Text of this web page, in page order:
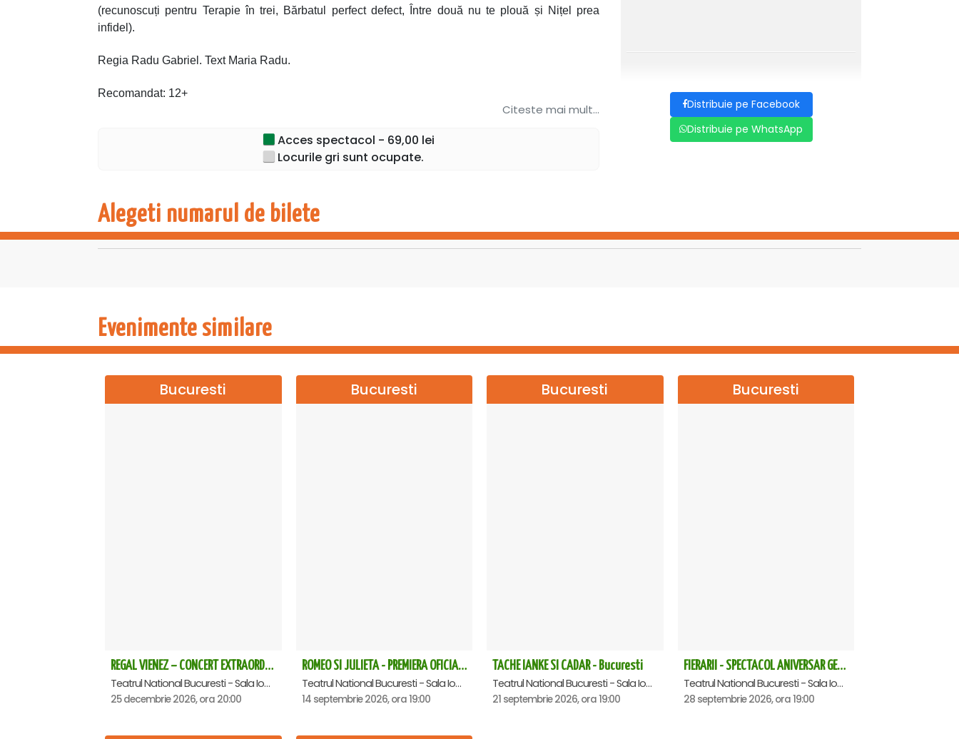
(recunoscuți pentru Terapie în trei, Bărbatul perfect defect, Între două nu te plouă și Nițel prea
infidel).
Regia Radu Gabriel. Text Maria Radu.
Recomandat: 12+
Citeste mai mult...
Acces spectacol - 69,00 lei
Locurile gri sunt ocupate.
Distribuie pe Facebook
Distribuie pe WhatsApp
Alegeti numarul de bilete
Evenimente similare
Bucuresti
REGAL VIENEZ – CONCERT EXTRAORDINAR DE CRACIUN - Bucuresti
Teatrul National Bucuresti - Sala Ion Caramitru, Bucuresti
25 decembrie 2026, ora 20:00
Bucuresti
ROMEO SI JULIETA - PREMIERA OFICIALA - Bucuresti
Teatrul National Bucuresti - Sala Ion Caramitru, Bucuresti
14 septembrie 2026, ora 19:00
Bucuresti
TACHE IANKE SI CADAR - Bucuresti
Teatrul National Bucuresti - Sala Ion Caramitru, Bucuresti
21 septembrie 2026, ora 19:00
Bucuresti
FIERARII - SPECTACOL ANIVERSAR GEORGE MIHĂIȚĂ
Teatrul National Bucuresti - Sala Ion Caramitru, Bucuresti
28 septembrie 2026, ora 19:00